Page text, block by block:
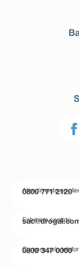
Atendimento ao
0800 771 2120
Entre em contato
Compre pelo
0800 347 0000